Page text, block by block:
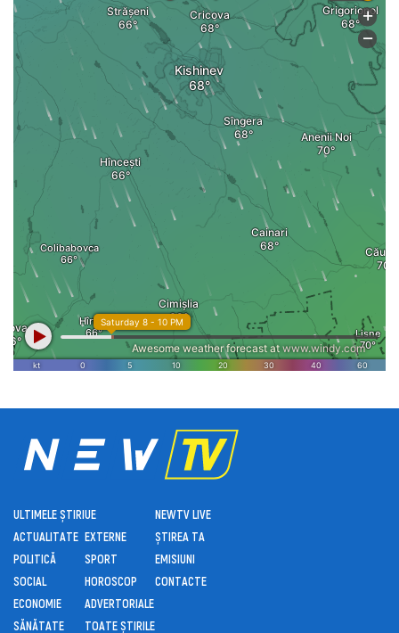
ULTIMELE ȘTIRI
ACTUALITATE
POLITICĂ
SOCIAL
ECONOMIE
SĂNĂTATE
UE
EXTERNE
SPORT
HOROSCOP
ADVERTORIALE
TOATE ȘTIRILE
NEWTV LIVE
ȘTIREA TA
EMISIUNI
CONTACTE